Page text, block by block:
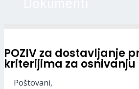
POZIV za dostavljanje
kriterijima za
Poštovani,